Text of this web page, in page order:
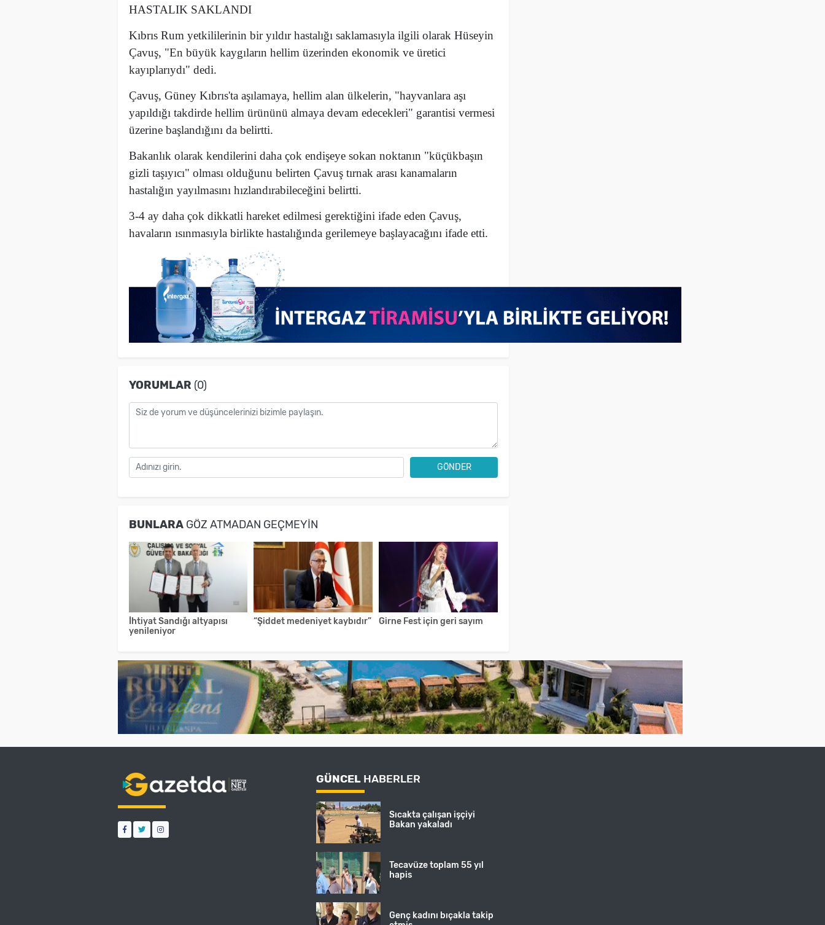
HASTALIK SAKLANDI
Kıbrıs Rum yetkililerinin bir yıldır hastalığı saklamasıyla ilgili olarak Hüseyin
Çavuş, "En büyük kaygıların hellim üzerinden ekonomik ve üretici
kayıplarıydı" dedi.
Çavuş, Güney Kıbrıs'ta aşılamaya, hellim alan ülkelerin, "hayvanlara aşı
yapıldığı takdirde hellim ürününü almaya devam edecekleri" garantisi vermesi
üzerine başlandığını da belirtti.
Bakanlık olarak kendilerini daha çok endişeye sokan noktanın "küçükbaşın
gizli taşıyıcı" olması olduğunu belirten Çavuş tırnak arası kanamaların
hastalığın yayılmasını hızlandırabileceğini belirtti.
3-4 ay daha çok dikkatli hareket edilmesi gerektiğini ifade eden Çavuş,
havaların ısınmasıyla birlikte hastalığında gerilemeye başlayacağını ifade etti.
YORUMLAR (0)
GÖNDER
BUNLARAGÖZ ATMADAN GEÇMEYIN
İhtiyat Sandığı altyapısı
yenileniyor
“Şiddet medeniyet kaybıdır” Girne Fest için geri sayım
GÜNCEL HABERLER
Sıcakta çalışan işçiyi
Bakan yakaladı
Tecavüze toplam 55 yıl
hapis
Genç kadını bıçakla takip